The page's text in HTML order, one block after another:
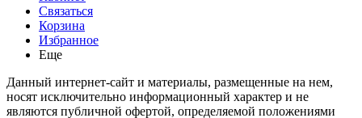
Связаться
Корзина
Избранное
Еще
Данный интернет-сайт и материалы, размещенные на нем,
носят исключительно информационный характер и не
являются публичной офертой, определяемой положениями